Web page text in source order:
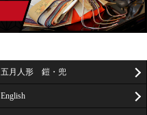
五月人形 鎧・兜
English